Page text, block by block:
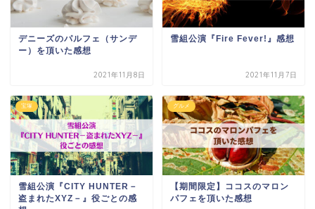
デニーズのパルフェ（サンデ
ー）を頂いた感想
2021年11月8日
雪組公演『Fire Fever!』感想
2021年11月7日
宝塚
雪組公演『CITY HUNTER－
盗まれたXYZ－』役ごとの感
グルメ
【期間限定】ココスのマロン
パフェを頂いた感想